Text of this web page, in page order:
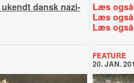
dansk nazi-
Læs
Læs
Læs
FEATURE
20. JAN.